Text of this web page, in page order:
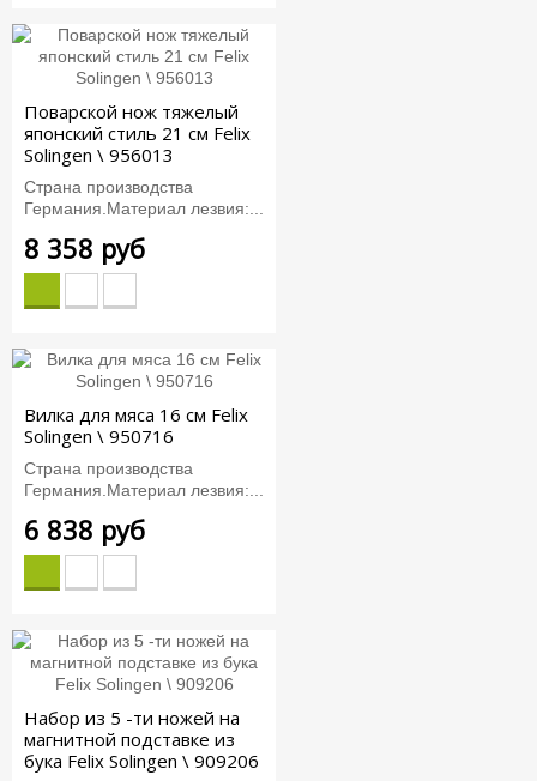
Поварской нож тяжелый
японский стиль 21 см Felix
Solingen \ 956013
Страна производства
Германия.Материал лезвия:...
8 358 руб
Вилка для мяса 16 см Felix
Solingen \ 950716
Страна производства
Германия.Материал лезвия:...
6 838 руб
Набор из 5 -ти ножей на
магнитной подставке из
бука Felix Solingen \ 909206